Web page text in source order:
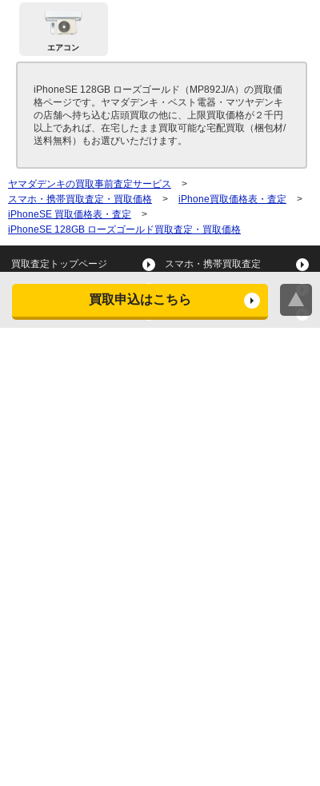
買取申込はこちら
エアコン
iPhoneSE 128GB ローズゴールド（MP892J/A）の買取価
格ページです。ヤマダデンキ・ベスト電器・マツヤデンキ
の店舗へ持ち込む店頭買取の他に、上限買取価格が２千円
以上であれば、在宅したまま買取可能な宅配買取（梱包材/
送料無料）もお選びいただけます。
ヤマダデンキの買取事前査定サービス
>
スマホ・携帯買取査定・買取価格
> iPhone買取価格表・査定
>
iPhoneSE 買取価格表・査定
>
iPhoneSE 128GB ローズゴールド買取査定・買取価格
買取査定トップページ スマホ・携帯買取査定
タブレット買取査定
スマートウォッチ買取査定